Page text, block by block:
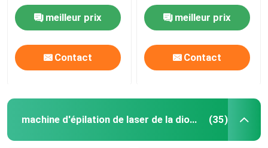
dames
meilleur prix
Contact
de 35mm pour 808nm à
la maisonmeilleur prix
Contact
machine d'épilation de laser de la diode 808nm (35)